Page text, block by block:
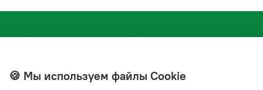
🍪 Мы используем файлы Cookie